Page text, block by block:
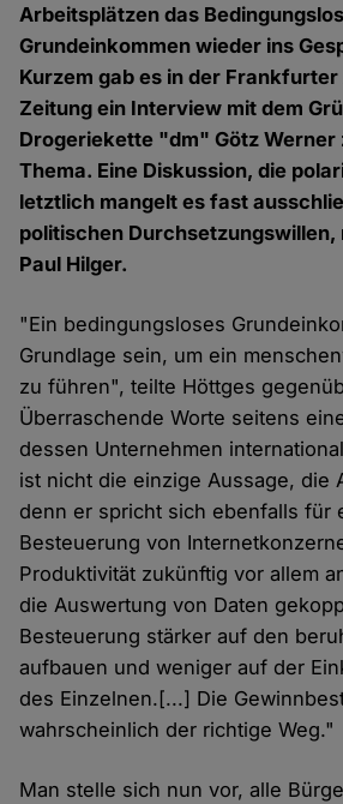
Arbeitsplätzen das
Grundeinkommen wieder ins
Kurzem gab es in der
Zeitung ein Interview mit dem
Drogeriekette "dm" Götz Werner
Thema. Eine Diskussion, die
letztlich mangelt es fast
politischen
Paul Hilger.
"Ein bedingungsloses
Grundlage sein, um ein
zu führen", teilte Höttges
Überraschende Worte seitens
dessen Unternehmen
ist nicht die einzige Aussage, die
denn er spricht sich ebenfalls für
Besteuerung von
Produktivität zukünftig vor allem
die Auswertung von Daten
Besteuerung stärker auf den
aufbauen und weniger auf der
des Einzelnen.[...] Die
wahrscheinlich der richtige Weg."
Man stelle sich nun vor, alle